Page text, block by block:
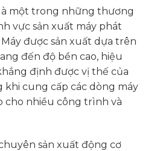
một trong những thương
vực sản xuất máy phát
được sản xuất dựa trên
đến độ bền cao, hiệu
định được vị thế của
cung cấp các dòng máy
cho nhiều công trình và
sản xuất động cơ